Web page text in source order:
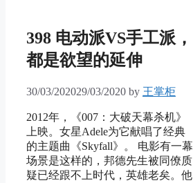
398 电动派VS手工派，
都是欲望的延伸
30/03/202029/03/2020 by 王掌柜
2012年，《007：大破天幕杀机》
上映。女星Adele为它献唱了经典
的主题曲《Skyfall》。 电影有一幕
场景是这样的，邦德先生被同僚质
疑已经跟不上时代，英雄老矣。他